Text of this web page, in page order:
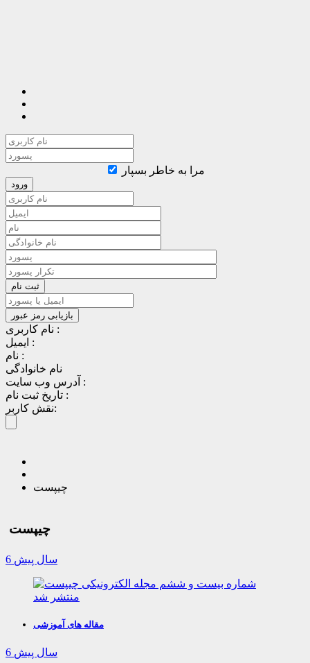
مرا به خاطر بسپار
نام کاربری :
ایمیل :
نام :
نام خانوادگی
آدرس وب سایت :
تاریخ ثبت نام :
نقش کاربر:
چیپست
چیپست
6 سال پیش
مقاله های آموزشی
6 سال پیش